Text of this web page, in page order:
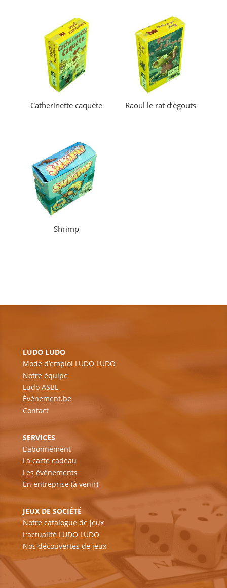
Catherinette caquète Raoul le rat d’égouts
Shrimp
LUDO LUDO
Mode d’emploi LUDO LUDO
Notre équipe
Ludo ASBL
Événement.be
Contact
SERVICES
L’abonnement
La carte cadeau
Les événements
En entreprise (à venir)
JEUX DE SOCIÉTÉ
Notre catalogue de jeux
L’actualité LUDO LUDO
Nos découvertes de jeux